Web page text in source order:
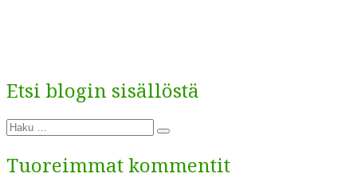
Etsi blogin sisällöstä
Etsi:
Haku
Tuoreimmat kommentit